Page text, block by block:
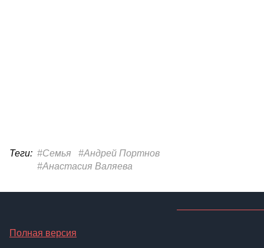
Теги: #Семья
#Андрей Портнов
#Анастасия Валяева
Полная версия